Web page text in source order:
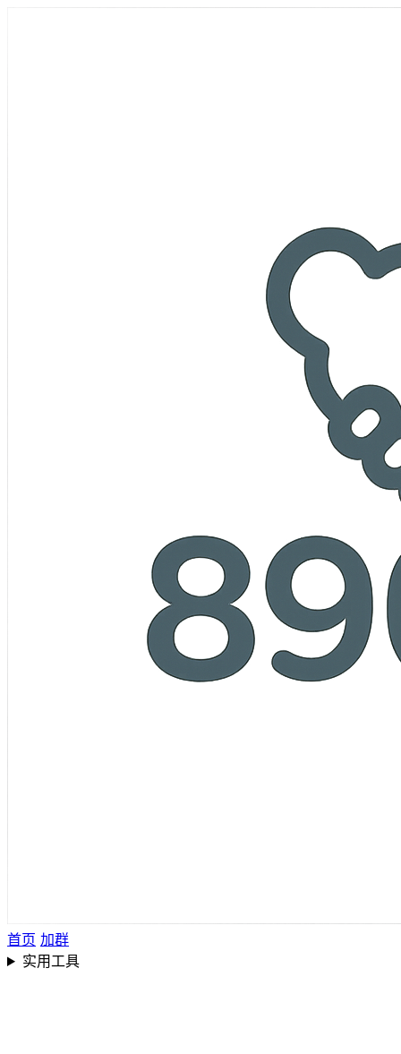
首页 加群
实用工具